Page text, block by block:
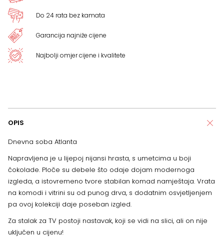
x
49
cm
Do 24 rata bez kamata
Garancija najniže cijene
Najbolji omjer cijene i kvalitete
OPIS
Dnevna soba Atlanta
Napravljena je u lijepoj nijansi hrasta, s umetcima u boji
čokolade. Ploče su debele što odaje dojam modernoga
izgleda, a istovremeno tvore stabilan komad namještaja. Vrata
na komodi i vitrini su od punog drva, s dodatnim osvjetljenjem
pa ovoj kolekciji daje poseban izgled.
Za stalak za TV postoji nastavak, koji se vidi na slici, ali on nije
uključen u cijenu!